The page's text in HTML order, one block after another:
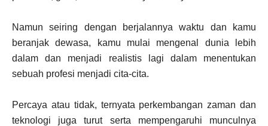
Namun seiring dengan berjalannya waktu dan kamu
beranjak dewasa, kamu mulai mengenal dunia lebih
dalam dan menjadi realistis lagi dalam menentukan
sebuah profesi menjadi cita-cita.
Percaya atau tidak, ternyata perkembangan zaman dan
teknologi juga turut serta mempengaruhi munculnya